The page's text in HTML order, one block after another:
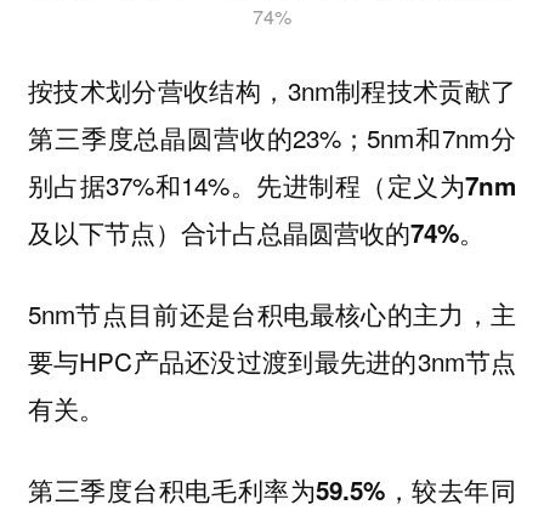
74%
按技术划分营收结构，3nm制程技术贡献了
第三季度总晶圆营收的23%；5nm和7nm分
别占据37%和14%。 先进制程（定义为7nm
及以下节点）合计占总晶圆营收的74%。
5nm节点目前还是台积电最核心的主力，主
要与HPC产品还没过渡到最先进的3nm节点
有关。
第三季度台积电毛利率为59.5%，较去年同